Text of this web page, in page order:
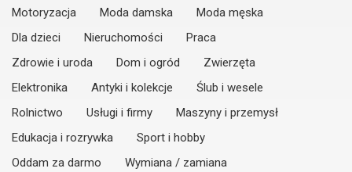
Motoryzacja Moda damska
Moda męska
Dla dzieci
Nieruchomości
Praca
Zdrowie i uroda
Dom i ogród
Zwierzęta
Elektronika
Antyki i kolekcje
Ślub i wesele
Rolnictwo
Usługi i firmy
Maszyny i przemysł
Edukacja i rozrywka
Sport i hobby
Oddam za darmo
Wymiana / zamiana